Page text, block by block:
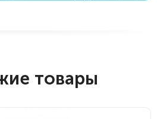
товары